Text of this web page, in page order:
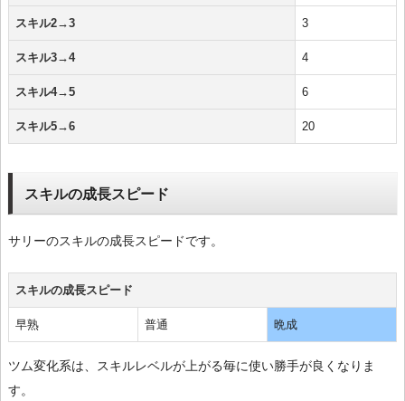
スキル2→3 3
スキル3→4 4
スキル4→5 6
スキル5→6 20
スキルの成長スピード
サリーのスキルの成長スピードです。
スキルの成長スピード
早熟 普通 晩成
ツム変化系は、スキルレベルが上がる毎に使い勝手が良くなりま
す。